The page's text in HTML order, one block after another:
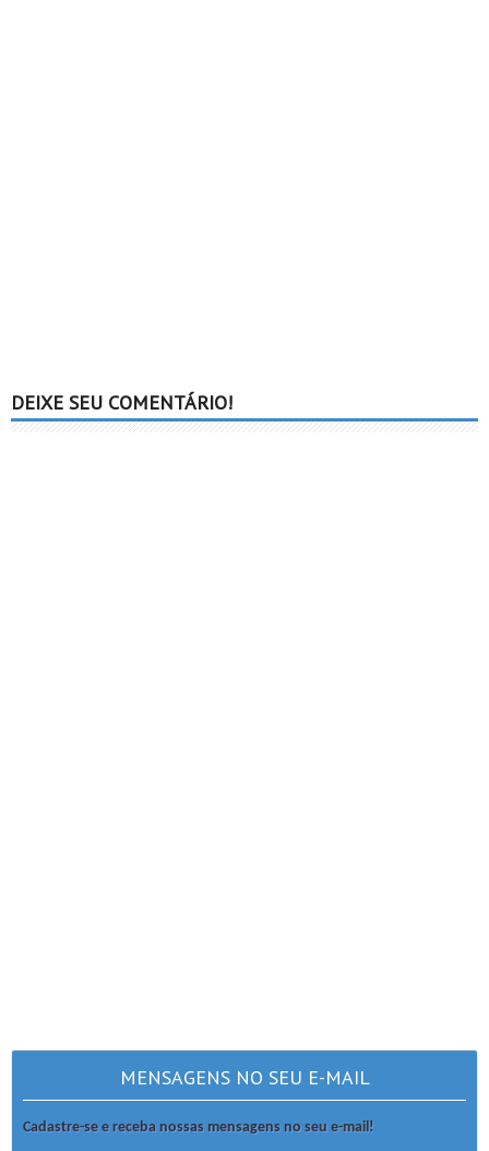
DEIXE SEU COMENTÁRIO!
MENSAGENS NO SEU E-MAIL
Cadastre-se e receba nossas mensagens no seu e-mail!